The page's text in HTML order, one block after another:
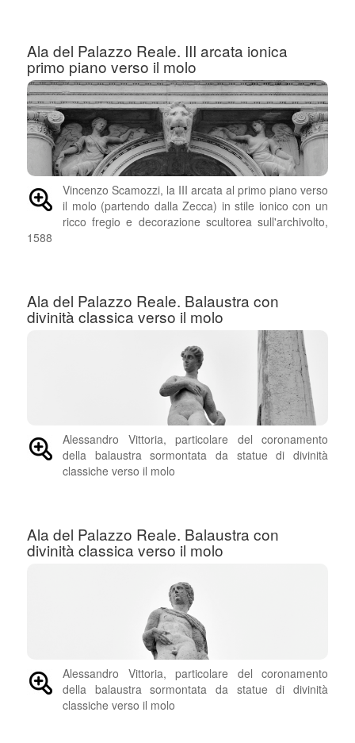
Ala del Palazzo Reale. III arcata ionica
primo piano verso il molo
Vincenzo Scamozzi, la III arcata al primo piano verso
il molo (partendo dalla Zecca) in stile ionico con un
ricco fregio e decorazione scultorea sull'archivolto,
1588
Ala del Palazzo Reale. Balaustra con
divinità classica verso il molo
Alessandro Vittoria, particolare del coronamento
della balaustra sormontata da statue di divinità
classiche verso il molo
Ala del Palazzo Reale. Balaustra con
divinità classica verso il molo
Alessandro Vittoria, particolare del coronamento
della balaustra sormontata da statue di divinità
classiche verso il molo